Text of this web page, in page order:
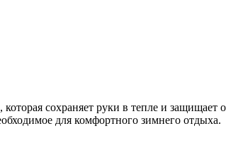
сохраняет руки в тепле и защищает
для комфортного зимнего отдыха.